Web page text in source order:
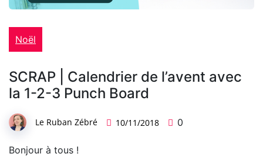
Noël
SCRAP | Calendrier de l’avent avec
la 1-2-3 Punch Board
Le Ruban Zébré 10/11/2018 0
Bonjour à tous !